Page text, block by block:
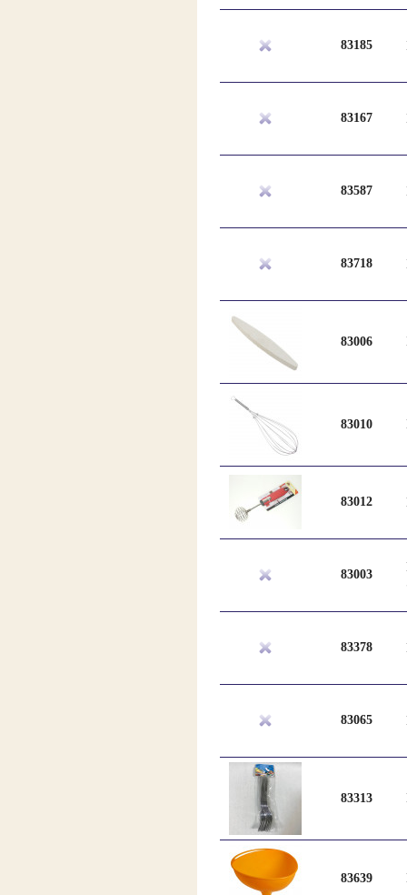
83185
83167
83587
83718
83006
83010
83012
83003
83378
83065
83313
83639